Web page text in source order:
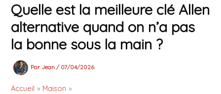
Quelle est la meilleure clé Allen
alternative quand on n’a pas
la bonne sous la main ?
Par Jean/ 07/04/2026
Accueil
Maison